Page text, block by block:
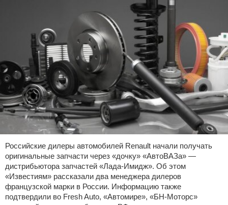
Российские дилеры автомобилей Renault начали получать
оригинальные запчасти через «дочку» «АвтоВАЗа» —
дистрибьютора запчастей «Лада-Имидж». Об этом
«Известиям» рассказали два менеджера дилеров
французской марки в России. Информацию также
подтвердили во Fresh Auto, «Автомире», «БН-Моторс»